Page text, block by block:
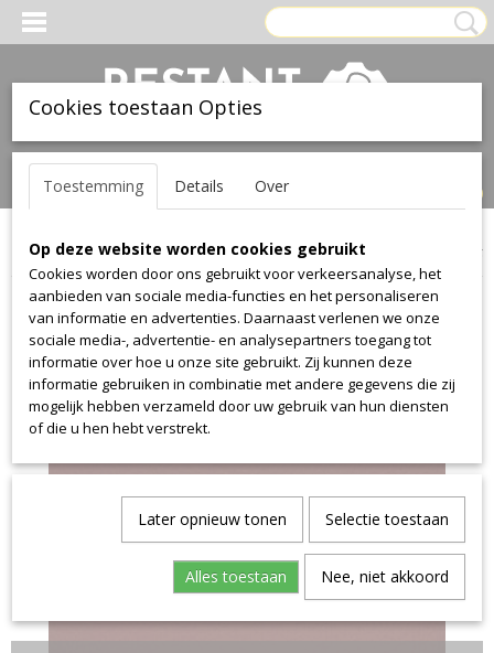
Inloggen Registreren
(0)
Home >Leer>Ohmann>collection 1010>collection 1010 4315
Cookies toestaan Opties
Toestemming Details Over
Op deze website worden cookies gebruikt
Cookies worden door ons gebruikt voor verkeersanalyse, het
aanbieden van sociale media-functies en het personaliseren
van informatie en advertenties. Daarnaast verlenen we onze
sociale media-, advertentie- en analysepartners toegang tot
informatie over hoe u onze site gebruikt. Zij kunnen deze
informatie gebruiken in combinatie met andere gegevens die zij
mogelijk hebben verzameld door uw gebruik van hun diensten
of die u hen hebt verstrekt.
Later opnieuw tonen Selectie toestaan
Alles toestaan Nee, niet akkoord